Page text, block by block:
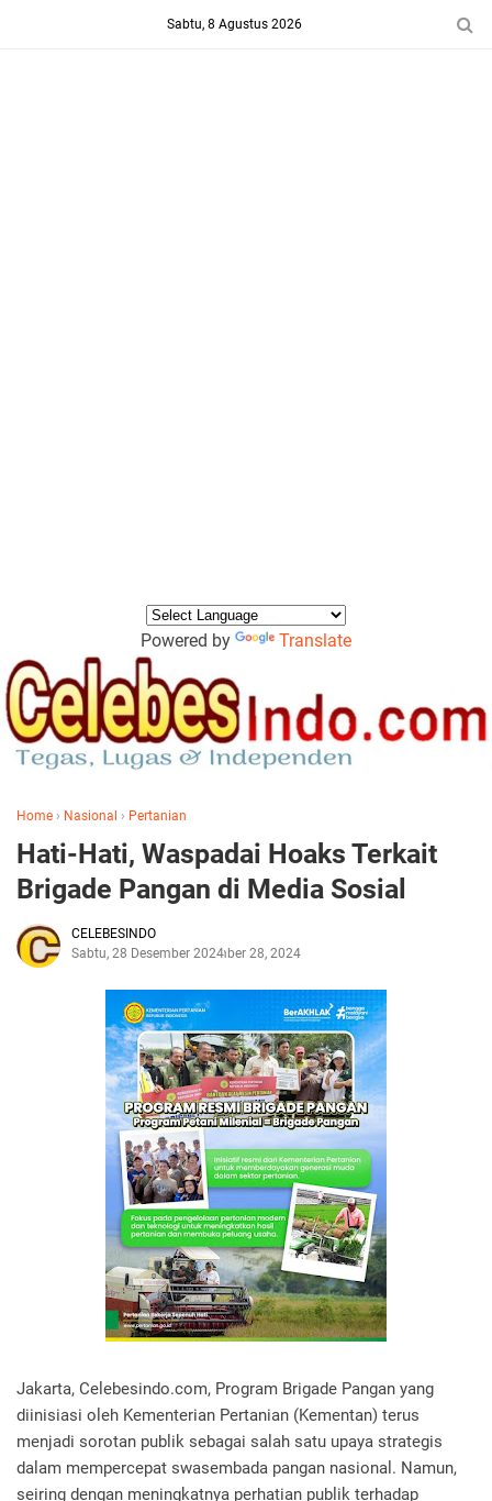
Sabtu, 8 Agustus 2026
Powered by Translate
Home › Nasional › Pertanian
Hati-Hati, Waspadai Hoaks Terkait
Brigade Pangan di Media Sosial
CELEBESINDO
Sabtu, 28 Desember 2024Desember 28, 2024
Jakarta, Celebesindo.com, Program Brigade Pangan yang
diinisiasi oleh Kementerian Pertanian (Kementan) terus
menjadi sorotan publik sebagai salah satu upaya strategis
dalam mempercepat swasembada pangan nasional. Namun,
seiring dengan meningkatnya perhatian publik terhadap